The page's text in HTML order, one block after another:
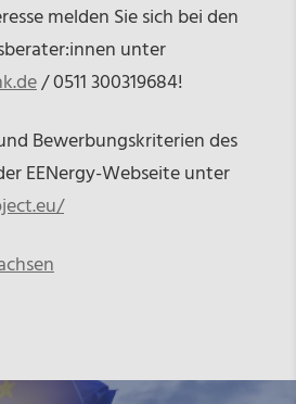
melden Sie sich bei den
unter
/ 0511 300319684!
Bewerbungskriterien des
EENergy-Webseite unter